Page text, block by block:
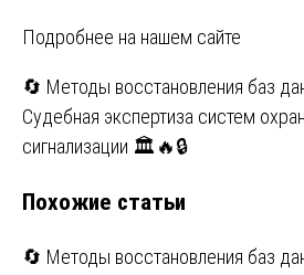
Подробнее на нашем сайте
Навигация
по
🔄 Методы восстановления баз
Судебная экспертиза систем
сигнализации 🏛️🔥🔒
Похожие статьи
🔄 Методы восстановления баз